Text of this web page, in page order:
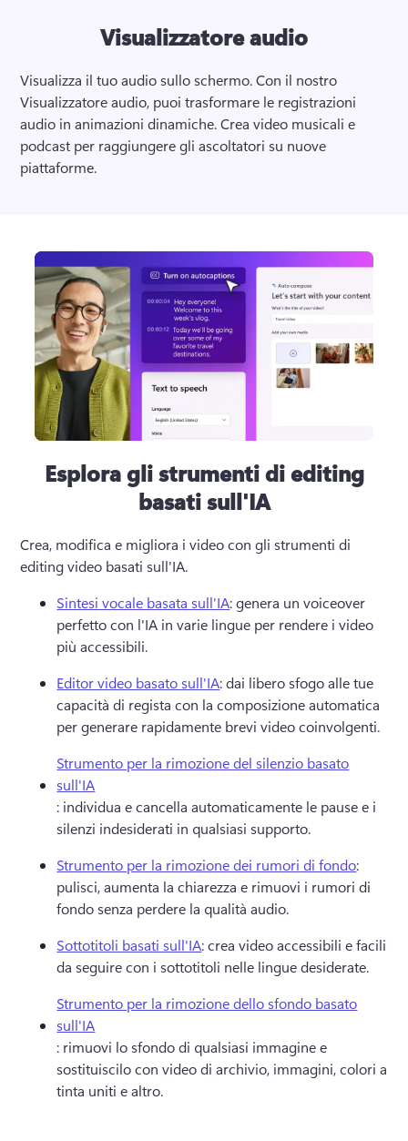
Visualizzatore audio
Visualizza il tuo audio sullo schermo. Con il nostro
Visualizzatore audio, puoi trasformare le registrazioni
audio in animazioni dinamiche. Crea video musicali e
podcast per raggiungere gli ascoltatori su nuove
piattaforme.
Esplora gli strumenti di editing
basati sull'IA
Crea, modifica e migliora i video con gli strumenti di
editing video basati sull'IA.
Sintesi vocale basata sull'IA: genera un voiceover
perfetto con l'IA in varie lingue per rendere i video
più accessibili.
Editor video basato sull'IA: dai libero sfogo alle tue
capacità di regista con la composizione automatica
per generare rapidamente brevi video coinvolgenti.
Strumento per la rimozione del silenzio basato
sull'IA
: individua e cancella automaticamente le pause e i
silenzi indesiderati in qualsiasi supporto.
Strumento per la rimozione dei rumori di fondo:
pulisci, aumenta la chiarezza e rimuovi i rumori di
fondo senza perdere la qualità audio.
Sottotitoli basati sull'IA: crea video accessibili e facili
da seguire con i sottotitoli nelle lingue desiderate.
Strumento per la rimozione dello sfondo basato
sull'IA
: rimuovi lo sfondo di qualsiasi immagine e
sostituiscilo con video di archivio, immagini, colori a
tinta uniti e altro.